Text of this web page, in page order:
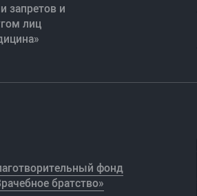
запретов и
лиц
фонд
братство»